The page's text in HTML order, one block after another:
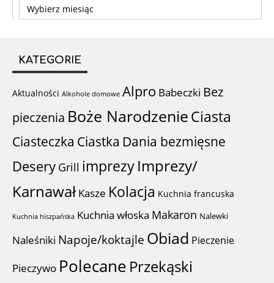
Archiwa
KATEGORIE
Aktualności Alkohole domowe Alpro Babeczki Bez
pieczenia Boże NarodzenieCiasta
Ciasteczka Ciastka Dania bezmięsne
Desery Grill imprezyImprezy/
Karnawał Kasze Kolacja Kuchnia francuska
Kuchnia hiszpańska Kuchnia włoska Makaron Nalewki
Naleśniki Napoje/koktajle Obiad Pieczenie
Pieczywo Polecane Przekąski